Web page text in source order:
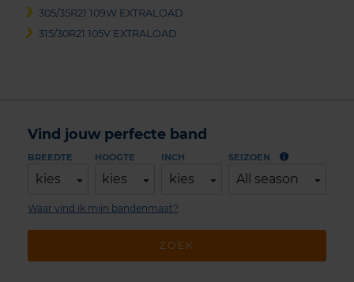
305/35R21 109W EXTRALOAD
315/30R21 105V EXTRALOAD
Vind jouw perfecte band
BREEDTE
kies
HOOGTE
kies
INCH
kies
SEIZOEN
All season
ZOEK
Waar vind ik mijn bandenmaat?